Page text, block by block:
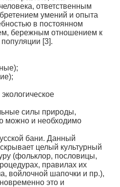
ответственным
умений и опыта
в постоянном
бережным отношением к
[3].
силы природы,
можно и необходимо
бани. Данный
целый культурный
(фольклор, пословицы,
правилах их
войлочной шапочки и пр.),
это и